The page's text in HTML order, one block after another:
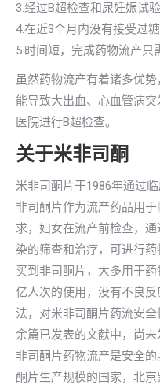
3.经过B超检查和尿妊娠试
4.在近3个月内没有接受过
5.时间短，完成药物流产只
虽然药物流产有着诸多优
能导致大出血、心血管病
医院进行B超检查。
关于米非司酮
米非司酮片于1986年通过
非司酮片作为流产药品用
求，妇女在流产前检查，
染的筛查和治疗，可进行
买到非司酮片，大多用于
亿人次的使用，没有不良
法，对米非司酮片药流安
余篇已发表的文献中，尚
非司酮片药物流产是安全
酮片生产规模的国家，北